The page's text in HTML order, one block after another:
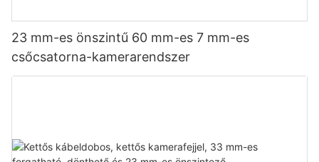
23 mm-es önszintű 60 mm-es 7 mm-es
csőcsatorna-kamerarendszer